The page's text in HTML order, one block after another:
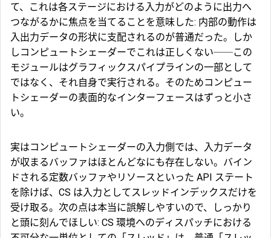
て、これは各ステージにおける入力がどのように出力へ
つながるかに焦点を当てることを意味した: 内部の動作は
入出力データの形状に支配されるのが普通だった。しか
しコンピュートシェーダーでこれは正しくない──この
モジュールはグラフィックスパイプラインの一部として
ではなく、それ自身で実行される。そのためコンピュー
トシェーダーの表面的なインターフェースはずっと小さ
い。
実はコンピュートシェーダーの入力側では、入力データ
が収まるバッファはほとんどなにも存在しない。バイン
ドされる定数バッファやリソースといった API ステート
を除けば、CS は入力としてスレッドインデックスだけを
受け取る。次の点は本当に誤解しやすいので、しっかり
と頭に刻んでほしい: CS 環境へのディスパッチにおける